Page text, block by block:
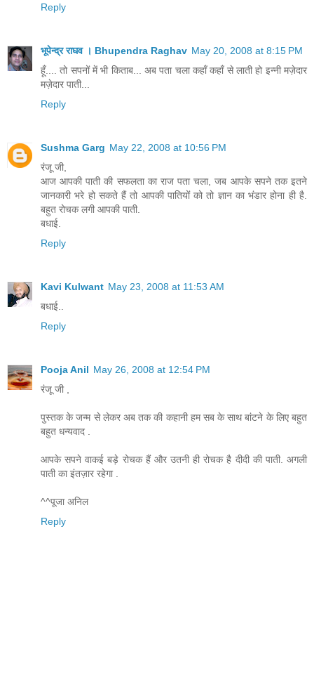
Reply
भूपेन्द्र राघव । Bhupendra Raghav May 20, 2008 at 8:15 PM
हूँ.... तो सपनों में भी किताब... अब पता चला कहाँ कहाँ से लाती हो इन्नी मज़ेदार
मज़ेदार पाती...
Reply
Sushma Garg May 22, 2008 at 10:56 PM
रंजू जी,
आज आपकी पाती की सफलता का राज पता चला, जब आपके सपने तक इतने
जानकारी भरे हो सकते हैं तो आपकी पातियों को तो ज्ञान का भंडार होना ही है.
बहुत रोचक लगी आपकी पाती.
बधाई.
Reply
Kavi Kulwant May 23, 2008 at 11:53 AM
बधाई..
Reply
Pooja Anil May 26, 2008 at 12:54 PM
रंजू जी ,
पुस्तक के जन्म से लेकर अब तक की कहानी हम सब के साथ बांटने के लिए बहुत
बहुत धन्यवाद .
आपके सपने वाकई बड़े रोचक हैं और उतनी ही रोचक है दीदी की पाती. अगली
पाती का इंतज़ार रहेगा .
^^पूजा अनिल
Reply